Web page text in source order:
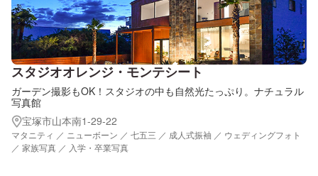
スタジオオレンジ・モンテシート
ガーデン撮影もOK！スタジオの中も自然光たっぷり。ナチュラル
写真館
宝塚市山本南1-29-22
マタニティ ／ ニューボーン ／ 七五三 ／ 成人式振袖 ／ ウェディングフォト
／ 家族写真 ／ 入学・卒業写真